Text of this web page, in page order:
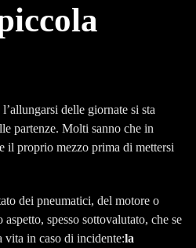
delle giornate si sta
partenze. Molti sanno che in
il proprio mezzo prima di mettersi
dei pneumatici, del motore o
spesso sottovalutato, che se
vita in caso di incidente:la